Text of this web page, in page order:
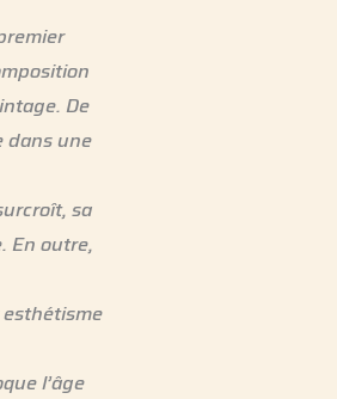
De
dans une
sa
En outre,
l’âge